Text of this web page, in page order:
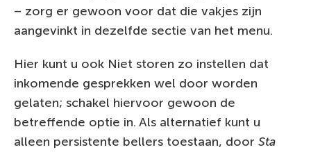
– zorg er gewoon voor dat die vakjes zijn
aangevinkt in dezelfde sectie van het menu.
Hier kunt u ook Niet storen zo instellen dat
inkomende gesprekken wel door worden
gelaten; schakel hiervoor gewoon de
betreffende optie in. Als alternatief kunt u
alleen persistente bellers toestaan, door Sta